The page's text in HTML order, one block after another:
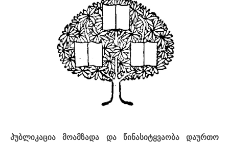
პუბლიკაცია მოამზადა და წინასიტყვაობა დაურთო